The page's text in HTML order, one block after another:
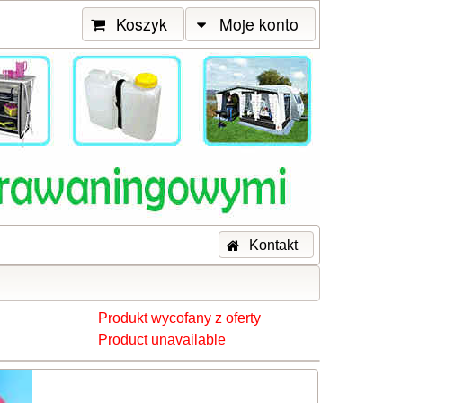
Koszyk Moje konto
Kontakt
Produkt wycofany z oferty
Product unavailable